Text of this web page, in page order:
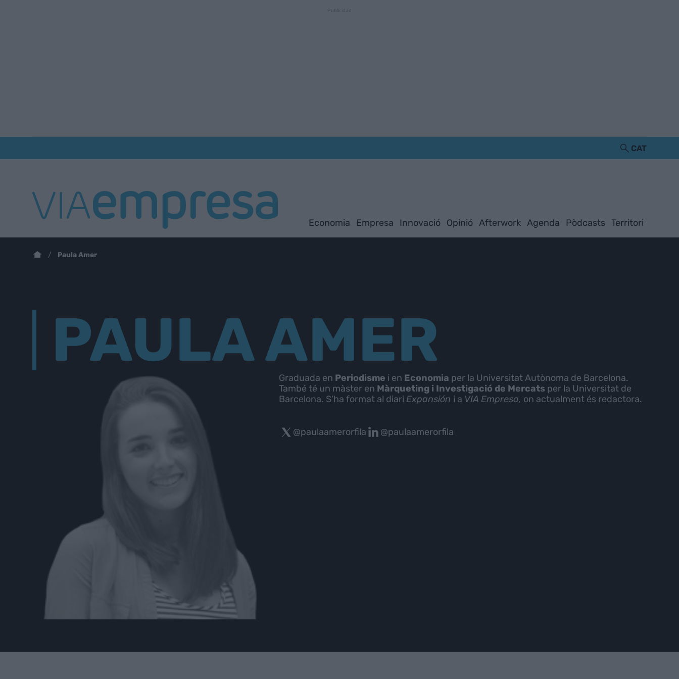
CAT
Economia Empresa Innovació Opinió Afterwork Agenda Pòdcasts Territori
Paula Amer
PAULA AMER
Graduada en Periodisme i en Economia per la Universitat Autònoma de Barcelona.
També té un màster en Màrqueting i Investigació de Mercats per la Universitat de
Barcelona. S’ha format al diari Expansión i a VIA Empresa, on actualment és redactora.
@paulaamerorfila @paulaamerorfila